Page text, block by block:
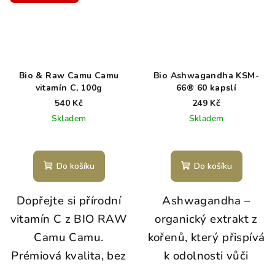
Bio & Raw Camu Camu
vitamín C, 100g
540 Kč
Skladem
Do košíku
Dopřejte si přírodní
vitamín C z BIO RAW
Camu Camu.
Prémiová kvalita, bez
Bio Ashwagandha KSM-
66® 60 kapslí
249 Kč
Skladem
Do košíku
Ashwagandha –
organický extrakt z
kořenů, který přispívá
k odolnosti vůči